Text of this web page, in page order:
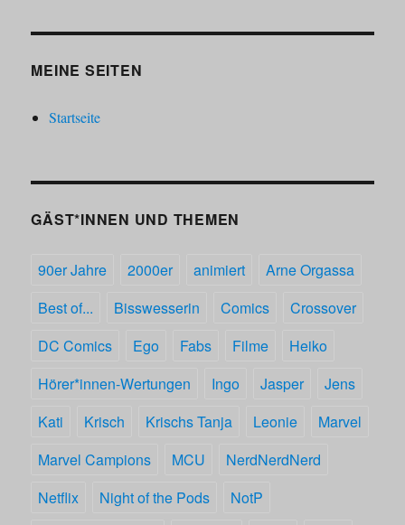
Zwiegespräch
–
Jahre
MEINE SEITEN
Startseite
GÄST*INNEN UND THEMEN
90er Jahre 2000er animiert
Arne Orgassa
Best of...
Bisswesserin Comics
Crossover
DC Comics
Ego Fabs Filme
Heiko
Hörer*innen-Wertungen
Ingo Jasper
Jens
Kati
Krisch Krischs Tanja Leonie
Marvel
Marvel Campions
MCU
NerdNerdNerd
Netflix
Night of the Pods
NotP